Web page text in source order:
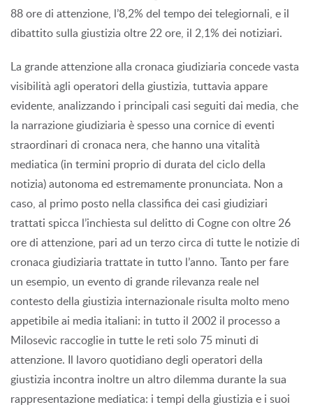
88 ore di attenzione, l’8,2% del tempo dei telegiornali, e il
dibattito sulla giustizia oltre 22 ore, il 2,1% dei notiziari.
La grande attenzione alla cronaca giudiziaria concede vasta
visibilità agli operatori della giustizia, tuttavia appare
evidente, analizzando i principali casi seguiti dai media, che
la narrazione giudiziaria è spesso una cornice di eventi
straordinari di cronaca nera, che hanno una vitalità
mediatica (in termini proprio di durata del ciclo della
notizia) autonoma ed estremamente pronunciata. Non a
caso, al primo posto nella classifica dei casi giudiziari
trattati spicca l’inchiesta sul delitto di Cogne con oltre 26
ore di attenzione, pari ad un terzo circa di tutte le notizie di
cronaca giudiziaria trattate in tutto l’anno. Tanto per fare
un esempio, un evento di grande rilevanza reale nel
contesto della giustizia internazionale risulta molto meno
appetibile ai media italiani: in tutto il 2002 il processo a
Milosevic raccoglie in tutte le reti solo 75 minuti di
attenzione. Il lavoro quotidiano degli operatori della
giustizia incontra inoltre un altro dilemma durante la sua
rappresentazione mediatica: i tempi della giustizia e i suoi